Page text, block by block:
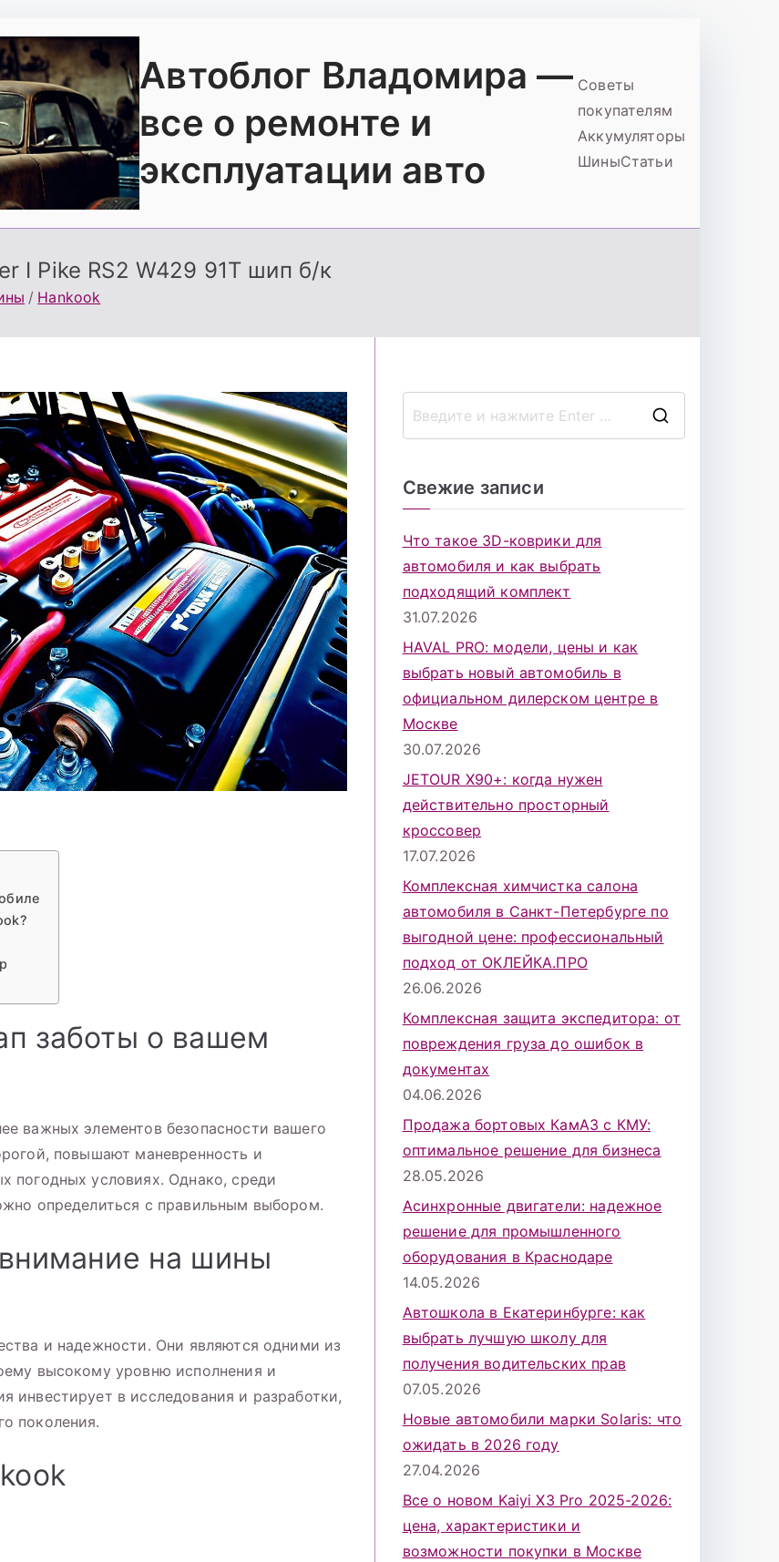
Автоблог Владомира —
все о ремонте и
эксплуатации авто
Советы
покупателям
Аккумуляторы
ШиныСтатьи
I Pike RS2 W429 91Т шип б/к
Hankook
заботы о вашем
важных элементов безопасности вашего
повышают маневренность и
погодных условиях. Однако, среди
определиться с правильным выбором.
на шины
и надежности. Они являются одними из
высокому уровню исполнения и
инвестирует в исследования и разработки,
поколения.
Свежие записи
Что такое 3D-коврики для
автомобиля и как выбрать
подходящий комплект
31.07.2026
HAVAL PRO: модели, цены и как
выбрать новый автомобиль в
официальном дилерском центре в
Москве
30.07.2026
JETOUR X90+: когда нужен
действительно просторный
кроссовер
17.07.2026
Комплексная химчистка салона
автомобиля в Санкт-Петербурге по
выгодной цене: профессиональный
подход от ОКЛЕЙКА.ПРО
26.06.2026
Комплексная защита экспедитора: от
повреждения груза до ошибок в
документах
04.06.2026
Продажа бортовых КамАЗ с КМУ:
оптимальное решение для бизнеса
28.05.2026
Асинхронные двигатели: надежное
решение для промышленного
оборудования в Краснодаре
14.05.2026
Автошкола в Екатеринбурге: как
выбрать лучшую школу для
получения водительских прав
07.05.2026
Новые автомобили марки Solaris: что
ожидать в 2026 году
27.04.2026
Все о новом Kaiyi X3 Pro 2025-2026:
цена, характеристики и
возможности покупки в Москве